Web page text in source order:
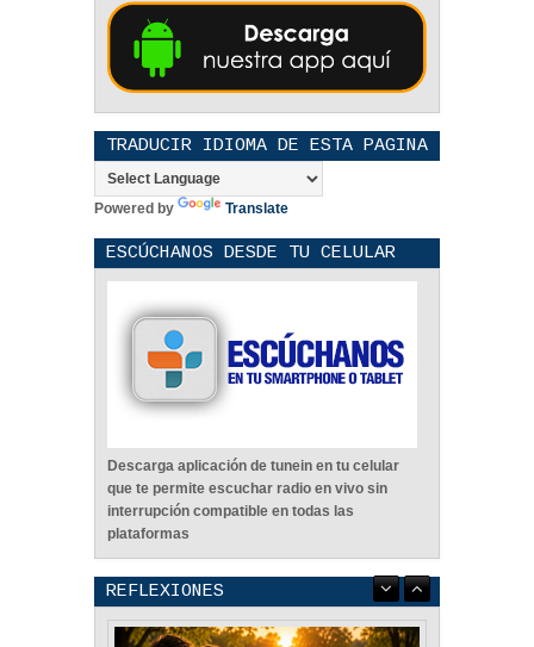
TRADUCIR IDIOMA DE ESTA PAGINA
Powered by Translate
ESCÚCHANOS DESDE TU CELULAR
Descarga aplicación de tunein en tu celular
que te permite escuchar radio en vivo sin
interrupción compatible en todas las
plataformas
REFLEXIONES